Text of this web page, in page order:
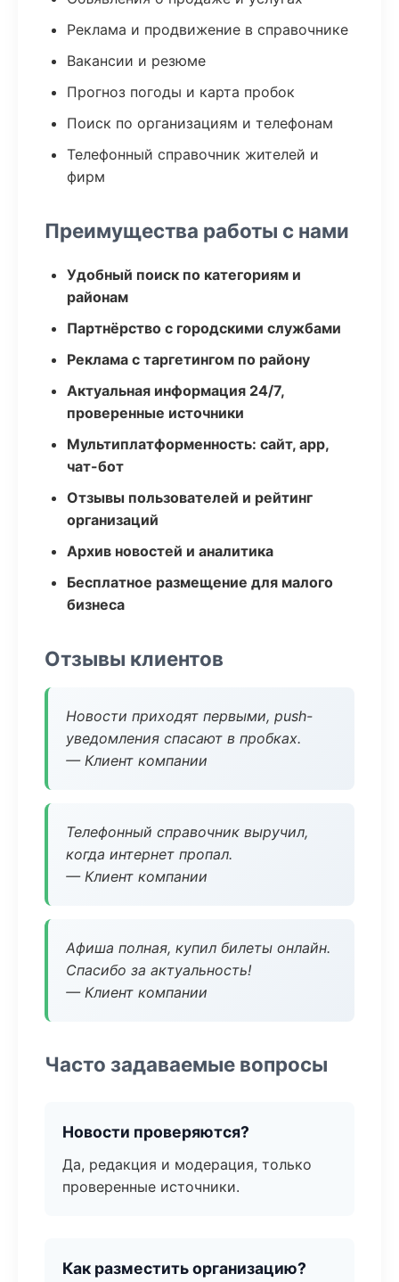
Реклама и продвижение в справочнике
Вакансии и резюме
Прогноз погоды и карта пробок
Поиск по организациям и телефонам
Телефонный справочник жителей и
фирм
Преимущества работы с нами
Удобный поиск по категориям и
районам
Партнёрство с городскими службами
Реклама с таргетингом по району
Актуальная информация 24/7,
проверенные источники
Мультиплатформенность: сайт, app,
чат-бот
Отзывы пользователей и рейтинг
организаций
Архив новостей и аналитика
Бесплатное размещение для малого
бизнеса
Отзывы клиентов
Новости приходят первыми, push-
уведомления спасают в пробках.
— Клиент компании
Телефонный справочник выручил,
когда интернет пропал.
— Клиент компании
Афиша полная, купил билеты онлайн.
Спасибо за актуальность!
— Клиент компании
Часто задаваемые вопросы
Новости проверяются?
Да, редакция и модерация, только
проверенные источники.
Как разместить организацию?